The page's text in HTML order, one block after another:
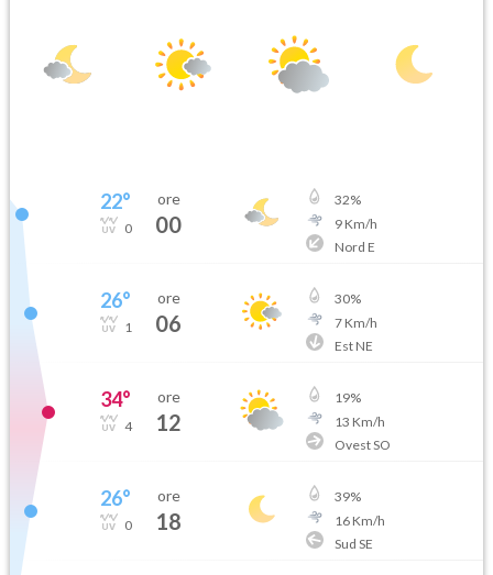
22°
0
ore
00
32%
9Km/h
Nord E
26°
1
ore
06
30%
7Km/h
Est NE
34°
4
ore
12
19%
13 Km/h
Ovest SO
26°
0
ore
18
39%
16Km/h
Sud SE